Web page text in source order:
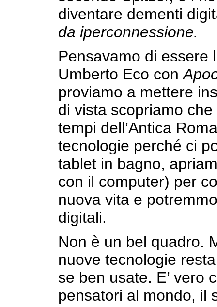
diventare dementi
da iperconnessione.
Pensavamo di essere
Umberto Eco con
proviamo a mettere
di vista scopriamo
tempi dell’Antica
tecnologie perché ci
tablet in bagno,
con il computer) per
nuova vita e
digitali.
Non è un bel quadro.
nuove tecnologie
se ben usate. E’ vero
pensatori al mondo, il